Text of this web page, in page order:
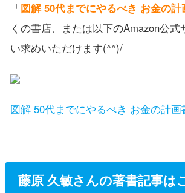
「図解 50代までにやるべき お金の計
くの書店、または以下のAmazon公式
い求めいただけます(^^)/
図解 50代までにやるべき お金の計画
藤原 久敏さんの著書記事は